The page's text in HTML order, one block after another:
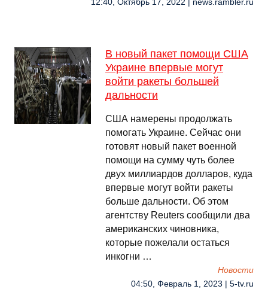
12:40, Октябрь 17, 2022 | news.rambler.ru
В новый пакет помощи США
Украине впервые могут
войти ракеты большей
дальности
США намерены продолжать
помогать Украине. Сейчас они
готовят новый пакет военной
помощи на сумму чуть более
двух миллиардов долларов, куда
впервые могут войти ракеты
больше дальности. Об этом
агентству Reuters сообщили два
американских чиновника,
которые пожелали остаться
инкогни …
Новости
04:50, Февраль 1, 2023 | 5-tv.ru